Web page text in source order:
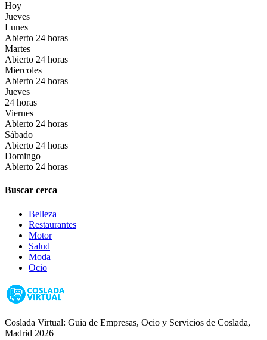
Hoy
Jueves
Lunes
Abierto 24 horas
Martes
Abierto 24 horas
Miercoles
Abierto 24 horas
Jueves
24 horas
Viernes
Abierto 24 horas
Sábado
Abierto 24 horas
Domingo
Abierto 24 horas
Buscar cerca
Belleza
Restaurantes
Motor
Salud
Moda
Ocio
Coslada Virtual: Guia de Empresas, Ocio y Servicios de Coslada,
Madrid 2026